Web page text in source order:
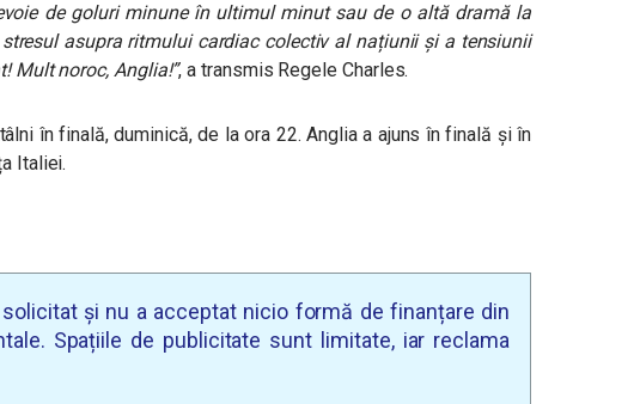
de goluri minune în ultimul minut sau de o altă dramă la
asupra ritmului cardiac colectiv al națiunii și a tensiunii
Mult noroc, Anglia!”, a transmis Regele Charles.
în finală, duminică, de la ora 22. Anglia a ajuns în finală și în
Italiei.
solicitat și nu a acceptat nicio formă de finanțare din
Spațiile de publicitate sunt limitate, iar reclama